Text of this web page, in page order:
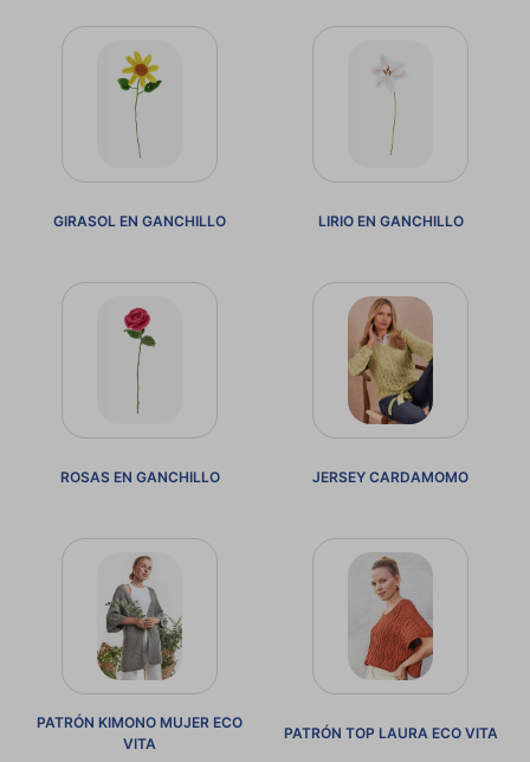
GIRASOL EN GANCHILLO LIRIO EN GANCHILLO
ROSAS EN GANCHILLO JERSEY CARDAMOMO
PATRÓN KIMONO MUJER ECO
VITA
PATRÓN TOP LAURA ECO VITA